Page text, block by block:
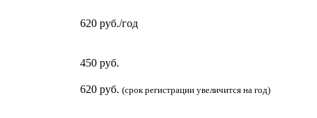
620 руб./год
450 руб.
620 руб. (срок регистрации увеличится на год)